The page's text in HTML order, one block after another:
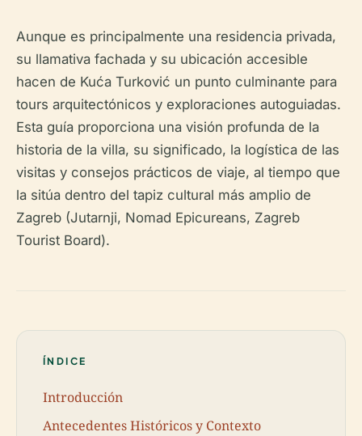
Aunque es principalmente una residencia privada,
su llamativa fachada y su ubicación accesible
hacen de Kuća Turković un punto culminante para
tours arquitectónicos y exploraciones autoguiadas.
Esta guía proporciona una visión profunda de la
historia de la villa, su significado, la logística de las
visitas y consejos prácticos de viaje, al tiempo que
la sitúa dentro del tapiz cultural más amplio de
Zagreb (Jutarnji, Nomad Epicureans, Zagreb
Tourist Board).
ÍNDICE
Introducción
Antecedentes Históricos y Contexto